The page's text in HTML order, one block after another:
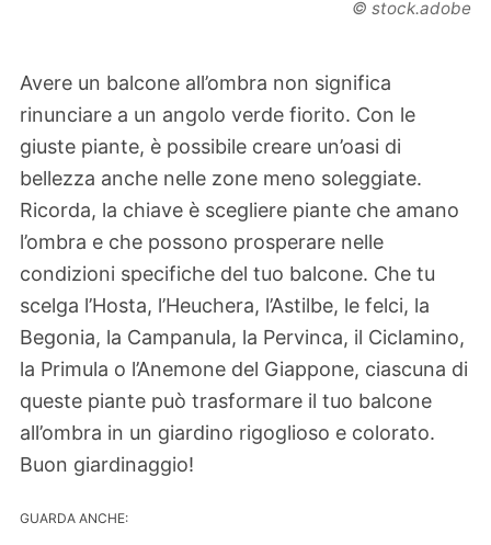
© stock.adobe
Avere un balcone all’ombra non significa
rinunciare a un angolo verde fiorito. Con le
giuste piante, è possibile creare un’oasi di
bellezza anche nelle zone meno soleggiate.
Ricorda, la chiave è scegliere piante che amano
l’ombra e che possono prosperare nelle
condizioni specifiche del tuo balcone. Che tu
scelga l’Hosta, l’Heuchera, l’Astilbe, le felci, la
Begonia, la Campanula, la Pervinca, il Ciclamino,
la Primula o l’Anemone del Giappone, ciascuna di
queste piante può trasformare il tuo balcone
all’ombra in un giardino rigoglioso e colorato.
Buon giardinaggio!
GUARDA ANCHE: